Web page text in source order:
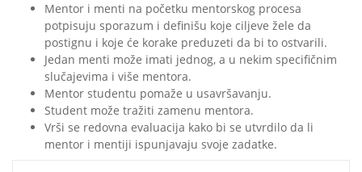
Mentor i menti na početku mentorskog procesa
potpisuju sporazum i definišu koje ciljeve žele da
postignu i koje će korake preduzeti da bi to ostvarili.
Jedan menti može imati jednog, a u nekim specifičnim
slučajevima i više mentora.
Mentor studentu pomaže u usavršavanju.
Student može tražiti zamenu mentora.
Vrši se redovna evaluacija kako bi se utvrdilo da li
mentor i mentiji ispunjavaju svoje zadatke.